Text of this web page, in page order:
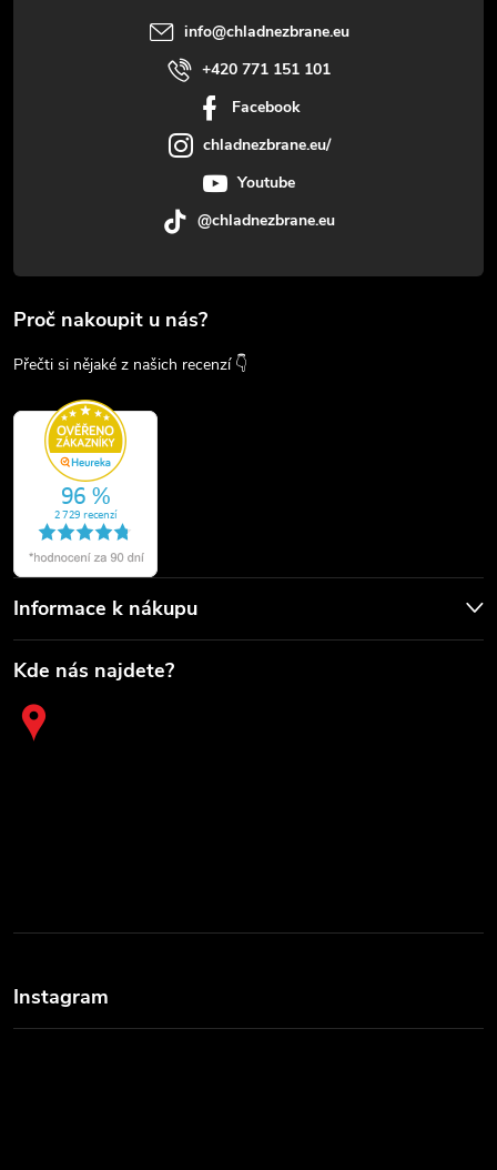
info@chladnezbrane.eu
+420 771 151 101
Facebook
chladnezbrane.eu/
Youtube
@chladnezbrane.eu
Proč nakoupit u nás?
Přečti si nějaké z našich recenzí 👇
Informace k nákupu
Kde nás najdete?
Instagram